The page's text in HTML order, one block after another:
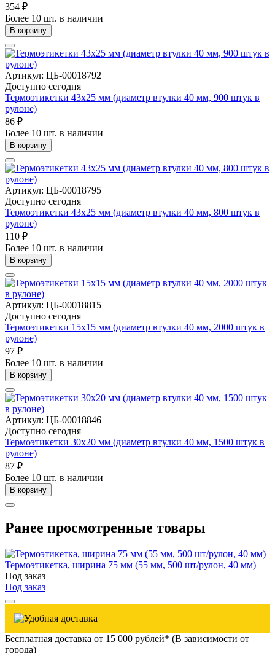
354 ₽
Более 10 шт. в наличии
В корзину
Артикул: ЦБ-00018792
Доступно сегодня
Термоэтикетки 43х25 мм (диаметр втулки 40 мм, 900 штук в
рулоне)
86 ₽
Более 10 шт. в наличии
В корзину
Артикул: ЦБ-00018795
Доступно сегодня
Термоэтикетки 43х25 мм (диаметр втулки 40 мм, 800 штук в
рулоне)
110 ₽
Более 10 шт. в наличии
В корзину
Артикул: ЦБ-00018815
Доступно сегодня
Термоэтикетки 15х15 мм (диаметр втулки 40 мм, 2000 штук в
рулоне)
97 ₽
Более 10 шт. в наличии
В корзину
Артикул: ЦБ-00018846
Доступно сегодня
Термоэтикетки 30х20 мм (диаметр втулки 40 мм, 1500 штук в
рулоне)
87 ₽
Более 10 шт. в наличии
В корзину
Ранее просмотренные товары
Термоэтикетка, ширина 75 мм (55 мм, 500 шт/рулон, 40 мм)
Под заказ
Под заказ
Бесплатная доставка от 15 000 рублей* (В зависимости от
города)